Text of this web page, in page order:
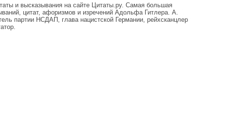
и высказывания на сайте Цитаты.ру. Самая большая
цитат, афоризмов и изречений Адольфа Гитлера. А.
партии НСДАП, глава нацистской Германии, рейхсканцлер